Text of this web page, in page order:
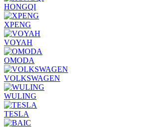
HONGQI
XPENG
VOYAH
OMODA
VOLKSWAGEN
WULING
TESLA